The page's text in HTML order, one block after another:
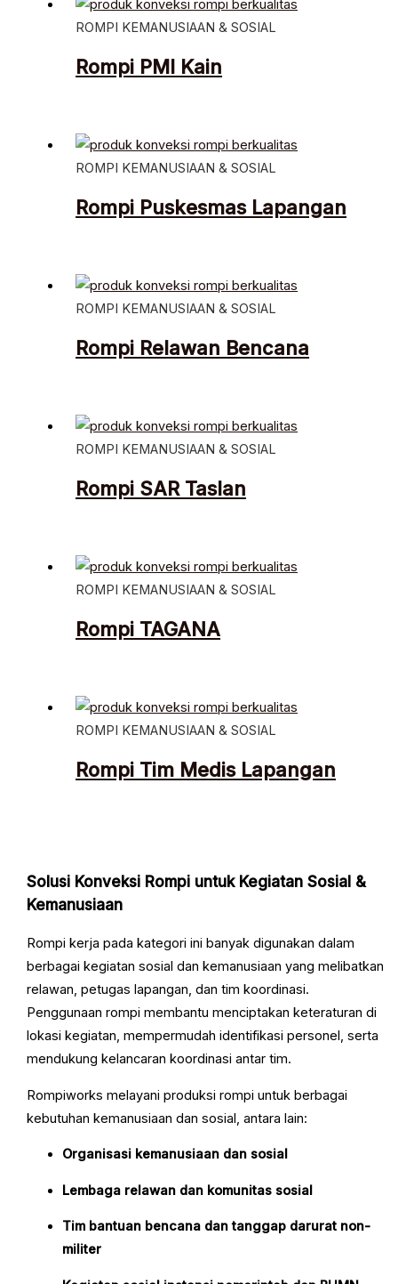
ROMPI KEMANUSIAAN & SOSIAL
Rompi PMI Kain
ROMPI KEMANUSIAAN & SOSIAL
Rompi Puskesmas Lapangan
ROMPI KEMANUSIAAN & SOSIAL
Rompi Relawan Bencana
ROMPI KEMANUSIAAN & SOSIAL
Rompi SAR Taslan
ROMPI KEMANUSIAAN & SOSIAL
Rompi TAGANA
ROMPI KEMANUSIAAN & SOSIAL
Rompi Tim Medis Lapangan
Solusi Konveksi Rompi untuk Kegiatan Sosial &
Kemanusiaan
Rompi kerja pada kategori ini banyak digunakan dalam
berbagai kegiatan sosial dan kemanusiaan yang melibatkan
relawan, petugas lapangan, dan tim koordinasi.
Penggunaan rompi membantu menciptakan keteraturan di
lokasi kegiatan, mempermudah identifikasi personel, serta
mendukung kelancaran koordinasi antar tim.
Rompiworks melayani produksi rompi untuk berbagai
kebutuhan kemanusiaan dan sosial, antara lain:
Organisasi kemanusiaan dan sosial
Lembaga relawan dan komunitas sosial
Tim bantuan bencana dan tanggap darurat non-
militer